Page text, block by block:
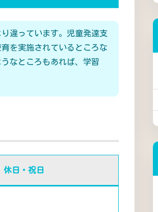
違っています。児童発達支
を実施されているところな
なところもあれば、学習
休日・祝日